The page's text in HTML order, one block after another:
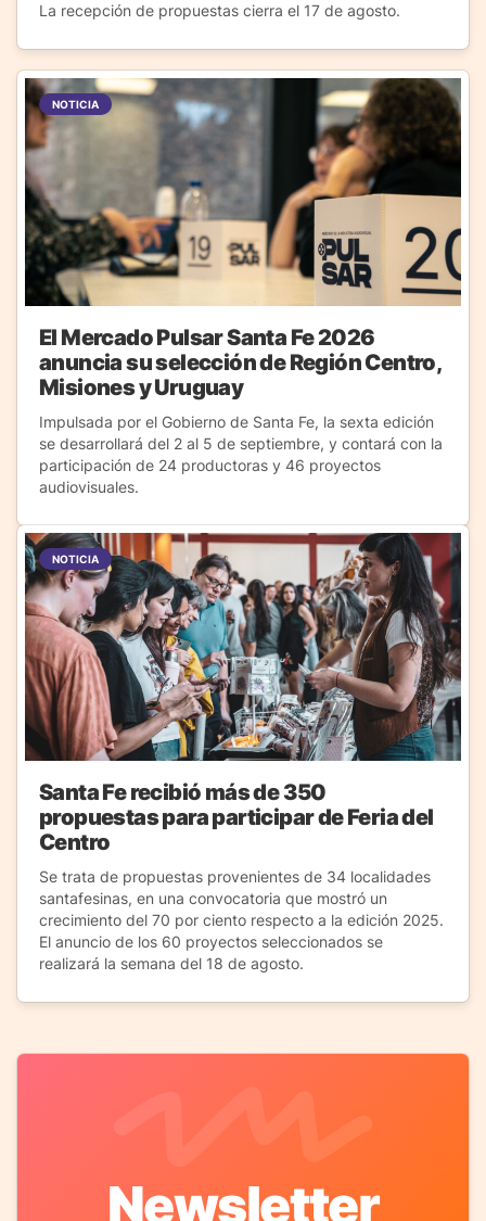
La recepción de propuestas cierra el 17 de agosto.
NOTICIA
El Mercado Pulsar Santa Fe 2026
anuncia su selección de Región Centro,
Misiones y Uruguay
Impulsada por el Gobierno de Santa Fe, la sexta edición
se desarrollará del 2 al 5 de septiembre, y contará con la
participación de 24 productoras y 46 proyectos
audiovisuales.
NOTICIA
Santa Fe recibió más de 350
propuestas para participar de Feria del
Centro
Se trata de propuestas provenientes de 34 localidades
santafesinas, en una convocatoria que mostró un
crecimiento del 70 por ciento respecto a la edición 2025.
El anuncio de los 60 proyectos seleccionados se
realizará la semana del 18 de agosto.
Newsletter